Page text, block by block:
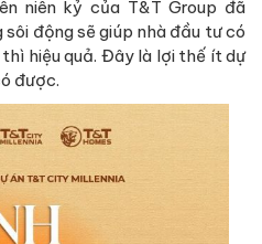
niên kỷ của T&T Group đã
sôi động sẽ giúp nhà đầu tư có
hiệu quả. Đây là lợi thế ít dự
được.